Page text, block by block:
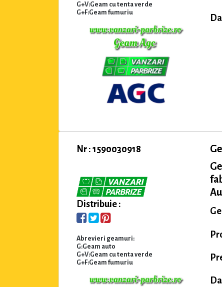
G+V:Geam cu tenta verde
G+F:Geam fumuriu
Nr : 1590030918
Distribuie :
Abrevieri geamuri:
G:Geam auto
G+V:Geam cu tenta verde
G+F:Geam fumuriu